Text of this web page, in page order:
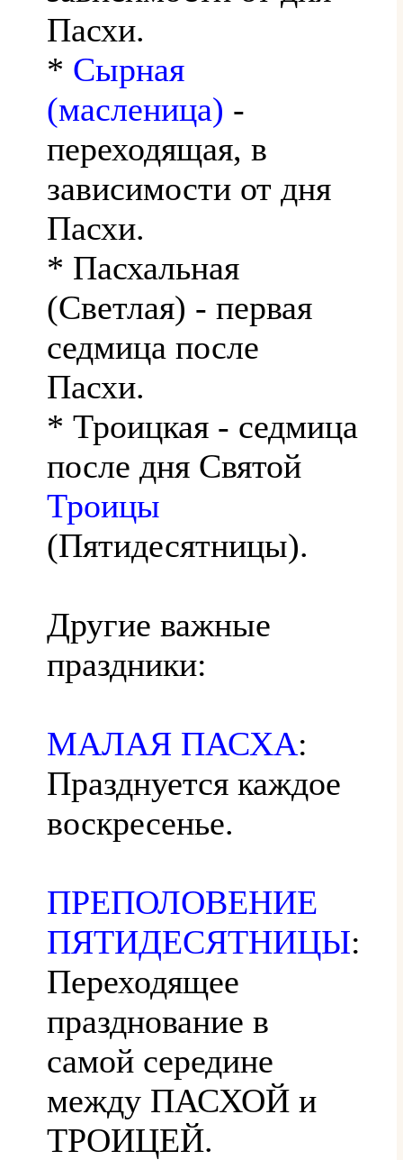
Пасхи.
* Сырная
(масленица) -
переходящая, в
зависимости от дня
Пасхи.
* Пасхальная
(Светлая) - первая
седмица после
Пасхи.
* Троицкая - седмица
после дня Святой
Троицы
(Пятидесятницы).
Другие важные
праздники:
МАЛАЯ ПАСХА:
Празднуется каждое
воскресенье.
ПРЕПОЛОВЕНИЕ
ПЯТИДЕСЯТНИЦЫ:
Переходящее
празднование в
самой середине
между ПАСХОЙ и
ТРОИЦЕЙ.